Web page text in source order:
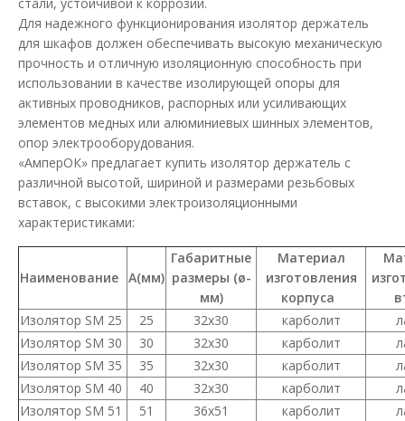
В КОРЗИНУ
В сравнения
В закладки
Для надежного функционирования изолятор держатель
для шкафов должен обеспечивать высокую механическую
прочность и отличную изоляционную способность при
использовании в качестве изолирующей опоры для
активных проводников, распорных или усиливающих
элементов медных или алюминиевых шинных элементов,
опор электрооборудования.
«АмперОК» предлагает купить изолятор держатель с
различной высотой, шириной и размерами резьбовых
вставок, с высокими электроизоляционными
характеристиками:
Наименование А(мм)
Габаритные
размеры (ø-
мм)
Материал
изготовления
корпуса
Изолятор SM 25
25 32х30 карболит
Изолятор SM 30
30 32х30 карболит
Изолятор SM 35
35 32х30 карболит
Изолятор SM 40
40 32х30 карболит
Изолятор SM 51
51 36х51 карболит